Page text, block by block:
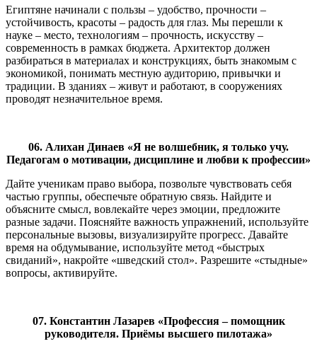
Египтяне начинали с пользы – удобство, прочности –
устойчивость, красоты – радость для глаз. Мы перешли к
науке – место, технологиям – прочность, искусству –
современность в рамках бюджета. Архитектор должен
разбираться в материалах и конструкциях, быть знакомым с
экономикой, понимать местную аудиторию, привычки и
традиции. В зданиях – живут и работают, в сооружениях
проводят незначительное время.
06. Алихан Динаев «Я не волшебник, я только учу.
Педагогам о мотивации, дисциплине и любви к профессии»
Дайте ученикам право выбора, позвольте чувствовать себя
частью группы, обеспечьте обратную связь. Найдите и
объясните смысл, вовлекайте через эмоции, предложите
разные задачи. Поясняйте важность упражнений, используйте
персональные вызовы, визуализируйте прогресс. Давайте
время на обдумывание, используйте метод «быстрых
свиданий», накройте «шведский стол». Разрешите «стыдные»
вопросы, активируйте.
07. Константин Лазарев «Профессия – помощник
руководителя. Приёмы высшего пилотажа»